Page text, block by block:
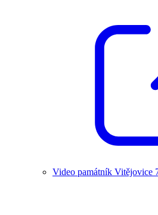
Video památník Vitějovice